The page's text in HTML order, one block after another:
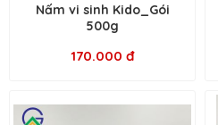
Nấm vi sinh Kido_Gói
500g
170.000 đ